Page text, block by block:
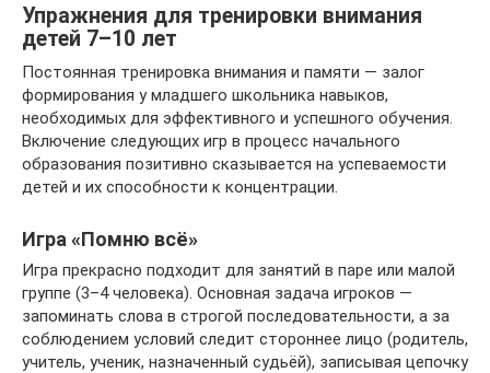
Упражнения для тренировки внимания
детей 7–10 лет
Постоянная тренировка внимания и памяти — залог
формирования у младшего школьника навыков,
необходимых для эффективного и успешного обучения.
Включение следующих игр в процесс начального
образования позитивно сказывается на успеваемости
детей и их способности к концентрации.
Игра «Помню всё»
Игра прекрасно подходит для занятий в паре или малой
группе (3–4 человека). Основная задача игроков —
запоминать слова в строгой последовательности, а за
соблюдением условий следит стороннее лицо (родитель,
учитель, ученик, назначенный судьёй), записывая цепочку